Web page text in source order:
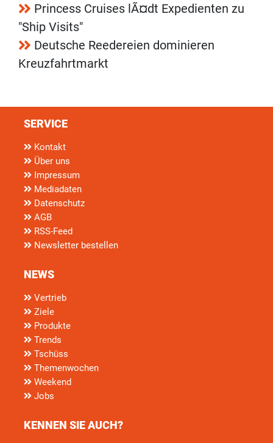
Princess Cruises lÃ¤dt Expedienten zu
"Ship Visits"
Deutsche Reedereien dominieren
Kreuzfahrtmarkt
SERVICE
Kontakt
Über uns
Impressum
Mediadaten
Datenschutz
AGB
RSS-Feed
Newsletter bestellen
NEWS
Vertrieb
Ziele
Produkte
Trends
Tschüss
Themenwochen
Weekend
Jobs
KENNEN SIE AUCH?